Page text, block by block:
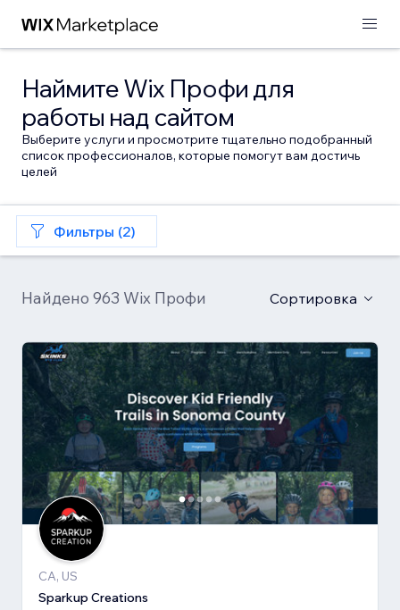
Наймите Wix Профи для
работы над сайтом
Выберите услуги и просмотрите тщательно подобранный
список профессионалов, которые помогут вам достичь
целей
Фильтры (2)
Найдено 963 Wix Профи Сортировка
CA, US
Sparkup Creations